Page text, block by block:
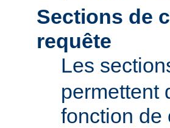
Sections de
requête
Les
permettent
fonction de